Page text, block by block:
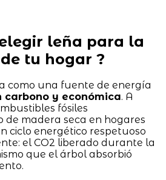
leña para la
tu hogar ?
como una fuente de energía
carbono y económica. A
fósiles
de madera seca en hogares
ciclo energético respetuoso
el CO2 liberado durante la
que el árbol absorbió